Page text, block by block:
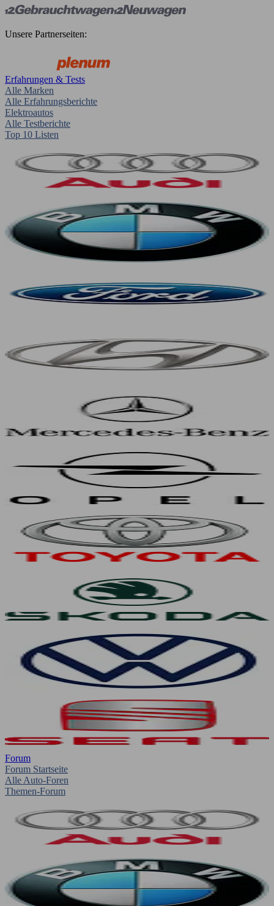
Unsere Partnerseiten:
Erfahrungen & Tests
Alle Marken
Alle Erfahrungsberichte
Elektroautos
Alle Testberichte
Top 10 Listen
Forum
Forum Startseite
Alle Auto-Foren
Themen-Forum